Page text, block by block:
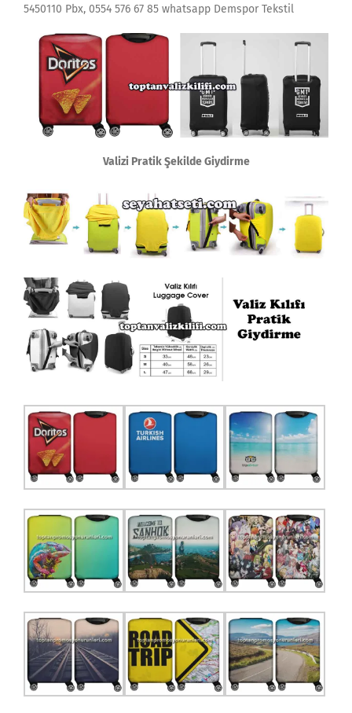
5450110 Pbx, 0554 576 67 85 whatsapp Demspor Tekstil
Valizi Pratik Şekilde Giydirme